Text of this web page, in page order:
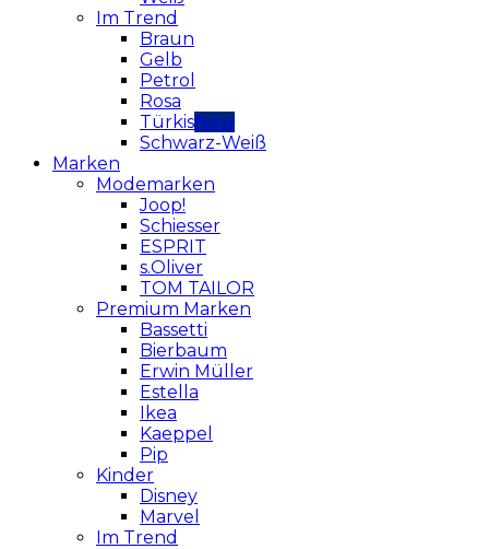
Im Trend
Braun
Gelb
Petrol
Rosa
Türkis
Schwarz-Weiß
Marken
Modemarken
Joop!
Schiesser
ESPRIT
s.Oliver
TOM TAILOR
Premium Marken
Bassetti
Bierbaum
Erwin Müller
Estella
Ikea
Kaeppel
Pip
Kinder
Disney
Marvel
Im Trend